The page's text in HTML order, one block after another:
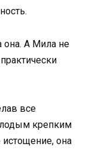
она. А Мила не
все
крепким
она